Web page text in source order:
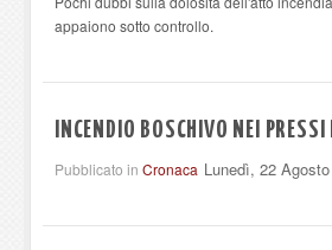
appaiono sotto controllo.
INCENDIO BOSCHIVO NEI
Pubblicato in Cronaca Lunedì, 22